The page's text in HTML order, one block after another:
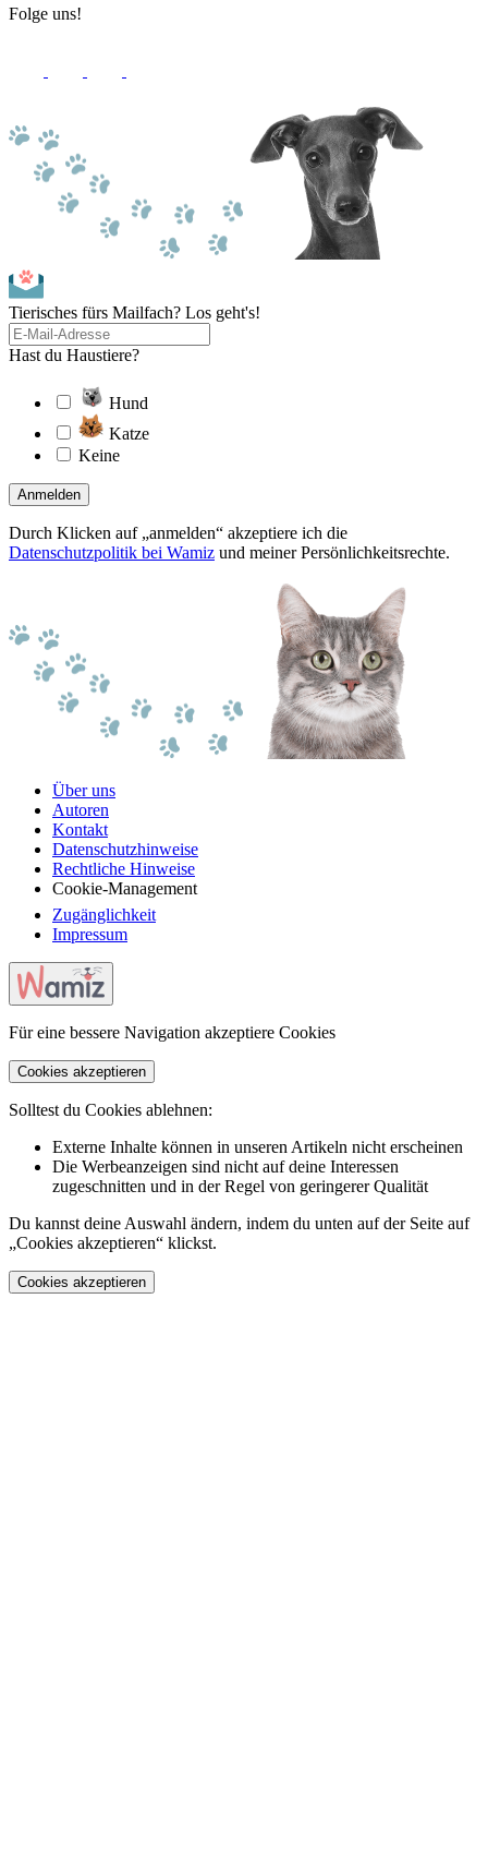
Folge uns!
Tierisches fürs Mailfach? Los geht's!
Hast du Haustiere?
Hund
Katze
Keine
Anmelden
Durch Klicken auf „anmelden“ akzeptiere ich die
Datenschutzpolitik bei Wamiz und meiner Persönlichkeitsrechte.
Über uns
Autoren
Kontakt
Datenschutzhinweise
Rechtliche Hinweise
Cookie-Management
Zugänglichkeit
Impressum
Für eine bessere Navigation akzeptiere Cookies
Cookies akzeptieren
Solltest du Cookies ablehnen:
Externe Inhalte können in unseren Artikeln nicht erscheinen
Die Werbeanzeigen sind nicht auf deine Interessen
zugeschnitten und in der Regel von geringerer Qualität
Du kannst deine Auswahl ändern, indem du unten auf der Seite auf
„Cookies akzeptieren“ klickst.
Cookies akzeptieren